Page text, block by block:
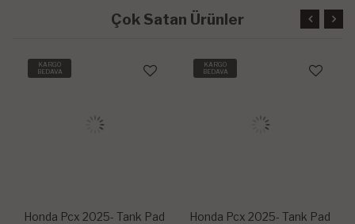
Çok Satan Ürünler
KARGO
BEDAVA
Honda Pcx 2025- Tank Pad
KARGO
BEDAVA
Honda Pcx 2025- Tank Pad